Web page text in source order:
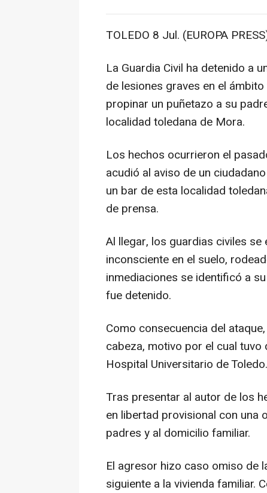
TOLEDO 8 Jul. (EUROPA
La Guardia Civil ha detenido a
de lesiones graves en el
propinar un puñetazo a su
localidad toledana de Mora.
Los hechos ocurrieron el
acudió al aviso de un
un bar de esta localidad
de prensa.
Al llegar, los guardias civiles
inconsciente en el suelo,
inmediaciones se identificó a
fue detenido.
Como consecuencia del
cabeza, motivo por el cual
Hospital Universitario de Toledo.
Tras presentar al autor de los
en libertad provisional con una
padres y al domicilio familiar.
El agresor hizo caso omiso de
siguiente a la vivienda familiar.